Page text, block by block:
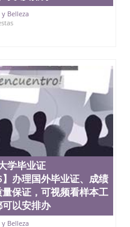
大学”）成立于1857
久的大学之一，也是美
术氛围，杰出的本科
选为全美50强公立综
地的成百上千的海外学
在世界上享有学术地
的高等教育机构，并获
表。其计算机系与会
名中表现优异。其毕
界硅谷中心得到工作
生大三和大四的学期提
无论是加州大学系统
圣何塞州立大学
理位置。 圣何塞州立大
于附近的旧金山-圣何塞
约有学生三万人，超过
Belleza
学毕业证
办理国外毕业证、成绩
保证，可视频看样本工
以安排办
Belleza